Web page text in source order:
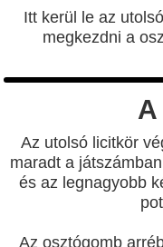
Itt kerül le az
megkezdni a
Az utolsó licitkör
maradt a
és az legnagyobb
Az osztógomb